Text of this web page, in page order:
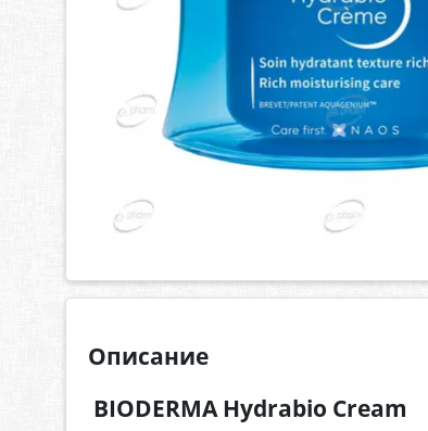
Описание
BIODERMA Hydrabio Cream